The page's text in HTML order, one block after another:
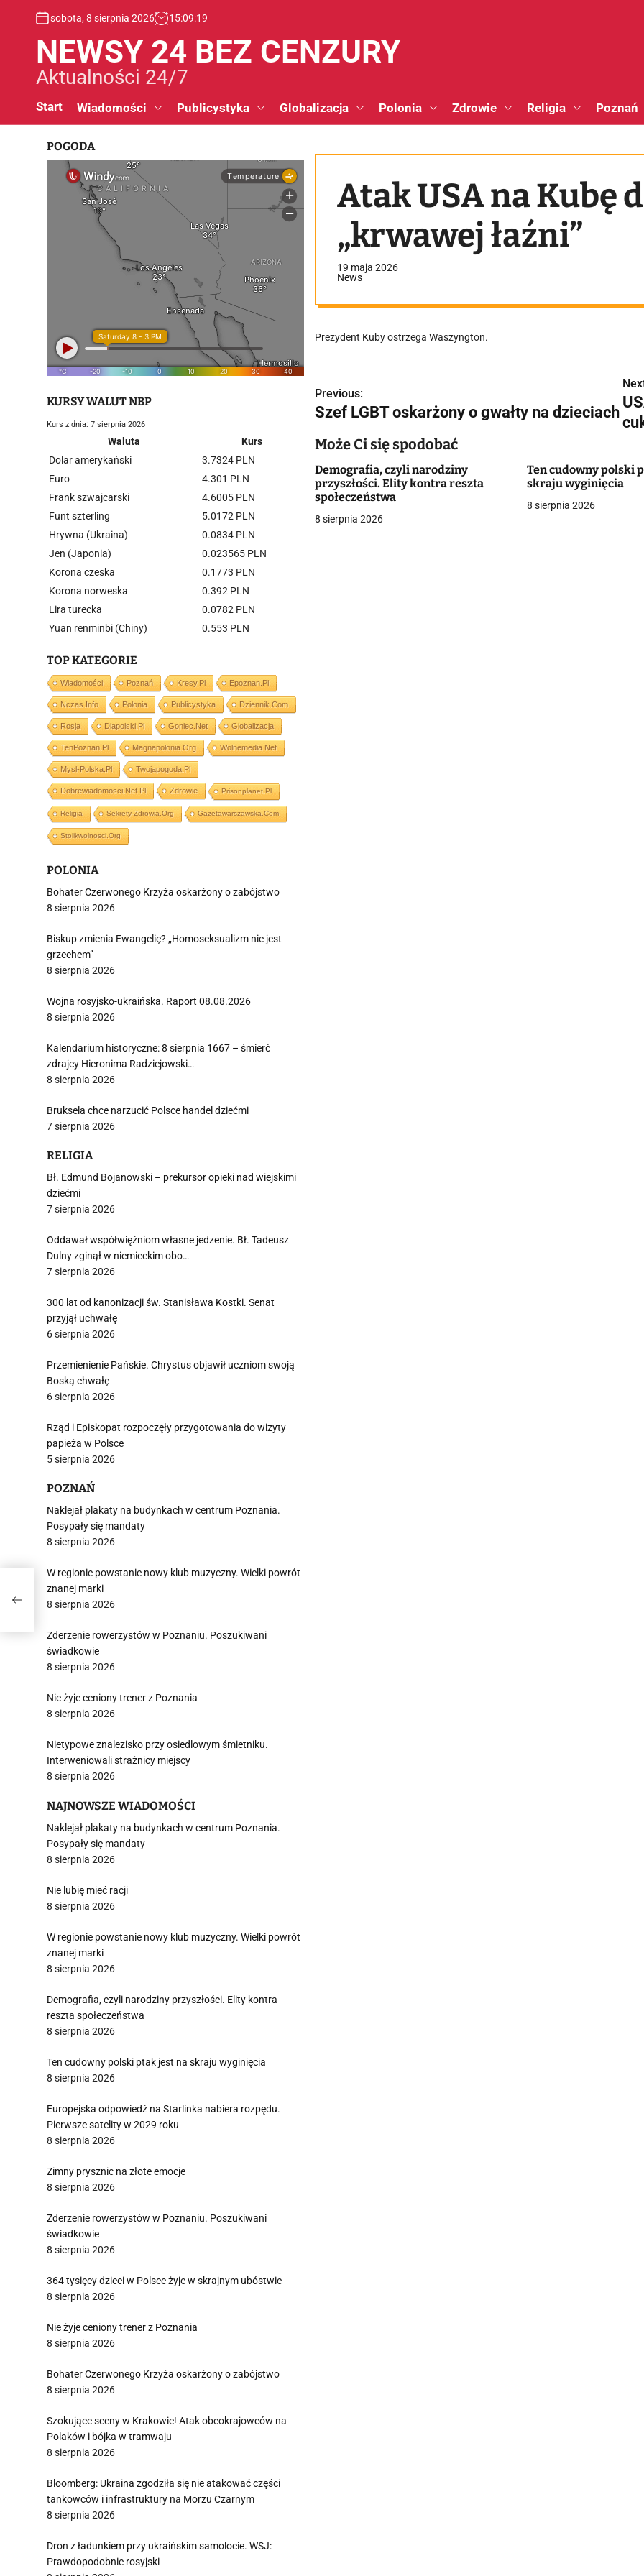
sobota, 8 sierpnia 2026 15:09:20
NEWSY 24 BEZ CENZURY
Aktualności 24/7
Start Wiadomości Publicystyka Globalizacja Polonia Zdrowie Religia Poznań
Atak USA na Kubę
„krwawej łaźni”
19 maja 2026
News
Prezydent Kuby ostrzega Waszyngton.
N
a
w
i
g
a
Previous:
Szef LGBT oskarżony o gwałty na dzieciach
Może Ci się spodobać
Demografia, czyli narodziny
przyszłości. Elity kontra reszta
społeczeństwa
8 sierpnia 2026
Ten cudowny polski
skraju wyginięcia
8 sierpnia 2026
POGODA
KURSY WALUT NBP
Kurs z dnia: 7 sierpnia 2026
Waluta
Kurs
Dolar amerykański
3.7324 PLN
Euro
4.301 PLN
Frank szwajcarski
4.6005 PLN
Funt szterling
5.0172 PLN
Hrywna (Ukraina)
0.0834 PLN
Jen (Japonia)
0.023565 PLN
Korona czeska
0.1773 PLN
Korona norweska
0.392 PLN
Lira turecka
0.0782 PLN
Yuan renminbi (Chiny)
0.553 PLN
TOP KATEGORIE
Wiadomości Poznań Kresy.pl Epoznan.pl
Nczas.info Polonia Publicystyka Dziennik.com
Rosja Dlapolski.pl Goniec.net Globalizacja
TenPoznan.pl Magnapolonia.org Wolnemedia.net
Mysl-Polska.pl Twojapogoda.pl
Dobrewiadomosci.net.pl Zdrowie Prisonplanet.pl
Religia Sekrety-Zdrowia.org Gazetawarszawska.com
Stolikwolnosci.org
POLONIA
Bohater Czerwonego Krzyża oskarżony o zabójstwo
8 sierpnia 2026
Biskup zmienia Ewangelię? „Homoseksualizm nie jest
grzechem”
8 sierpnia 2026
Wojna rosyjsko-ukraińska. Raport 08.08.2026
8 sierpnia 2026
Kalendarium historyczne: 8 sierpnia 1667 – śmierć
zdrajcy Hieronima Radziejowski…
8 sierpnia 2026
Bruksela chce narzucić Polsce handel dziećmi
7 sierpnia 2026
RELIGIA
Bł. Edmund Bojanowski – prekursor opieki nad wiejskimi
dziećmi
7 sierpnia 2026
Oddawał współwięźniom własne jedzenie. Bł. Tadeusz
Dulny zginął w niemieckim obo…
7 sierpnia 2026
300 lat od kanonizacji św. Stanisława Kostki. Senat
przyjął uchwałę
6 sierpnia 2026
Przemienienie Pańskie. Chrystus objawił uczniom swoją
Boską chwałę
6 sierpnia 2026
Rząd i Episkopat rozpoczęły przygotowania do wizyty
papieża w Polsce
5 sierpnia 2026
POZNAŃ
Naklejał plakaty na budynkach w centrum Poznania.
Posypały się mandaty
8 sierpnia 2026
W regionie powstanie nowy klub muzyczny. Wielki powrót
znanej marki
8 sierpnia 2026
Zderzenie rowerzystów w Poznaniu. Poszukiwani
świadkowie
8 sierpnia 2026
Nie żyje ceniony trener z Poznania
8 sierpnia 2026
Nietypowe znalezisko przy osiedlowym śmietniku.
Interweniowali strażnicy miejscy
8 sierpnia 2026
NAJNOWSZE WIADOMOŚCI
Naklejał plakaty na budynkach w centrum Poznania.
Posypały się mandaty
8 sierpnia 2026
Nie lubię mieć racji
8 sierpnia 2026
W regionie powstanie nowy klub muzyczny. Wielki powrót
znanej marki
8 sierpnia 2026
Demografia, czyli narodziny przyszłości. Elity kontra
reszta społeczeństwa
8 sierpnia 2026
Ten cudowny polski ptak jest na skraju wyginięcia
8 sierpnia 2026
Europejska odpowiedź na Starlinka nabiera rozpędu.
Pierwsze satelity w 2029 roku
8 sierpnia 2026
Zimny prysznic na złote emocje
8 sierpnia 2026
Zderzenie rowerzystów w Poznaniu. Poszukiwani
świadkowie
8 sierpnia 2026
364 tysięcy dzieci w Polsce żyje w skrajnym ubóstwie
8 sierpnia 2026
Nie żyje ceniony trener z Poznania
8 sierpnia 2026
Bohater Czerwonego Krzyża oskarżony o zabójstwo
8 sierpnia 2026
Szokujące sceny w Krakowie! Atak obcokrajowców na
Polaków i bójka w tramwaju
8 sierpnia 2026
Bloomberg: Ukraina zgodziła się nie atakować części
tankowców i infrastruktury na Morzu Czarnym
8 sierpnia 2026
Dron z ładunkiem przy ukraińskim samolocie. WSJ:
Prawdopodobnie rosyjski